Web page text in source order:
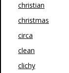
christian
christmas
circa
clean
clichy